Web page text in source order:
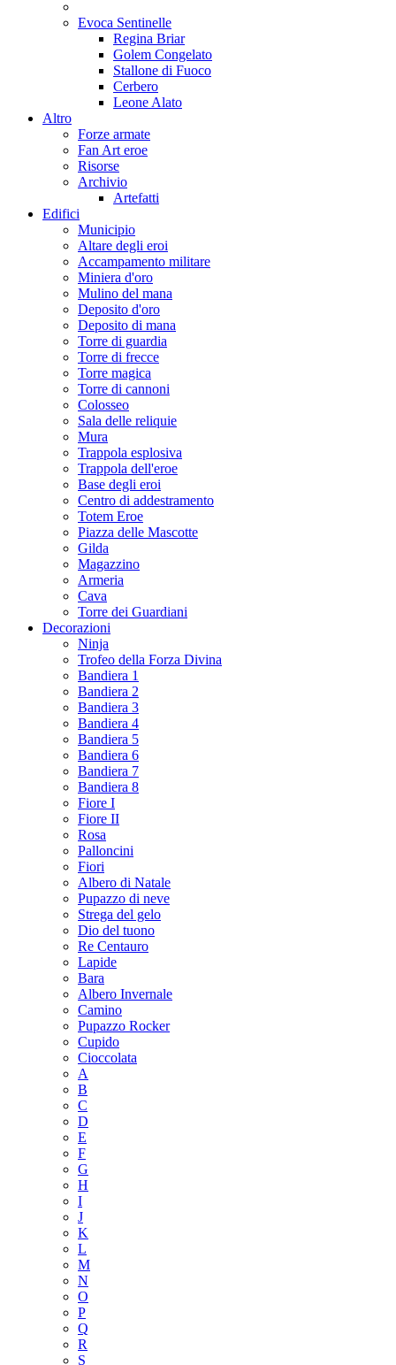
Evoca Sentinelle
Regina Briar
Golem Congelato
Stallone di Fuoco
Cerbero
Leone Alato
Altro
Forze armate
Fan Art eroe
Risorse
Archivio
Artefatti
Edifici
Municipio
Altare degli eroi
Accampamento militare
Miniera d'oro
Mulino del mana
Deposito d'oro
Deposito di mana
Torre di guardia
Torre di frecce
Torre magica
Torre di cannoni
Colosseo
Sala delle reliquie
Mura
Trappola esplosiva
Trappola dell'eroe
Base degli eroi
Centro di addestramento
Totem Eroe
Piazza delle Mascotte
Gilda
Magazzino
Armeria
Cava
Torre dei Guardiani
Decorazioni
Ninja
Trofeo della Forza Divina
Bandiera 1
Bandiera 2
Bandiera 3
Bandiera 4
Bandiera 5
Bandiera 6
Bandiera 7
Bandiera 8
Fiore I
Fiore II
Rosa
Palloncini
Fiori
Albero di Natale
Pupazzo di neve
Strega del gelo
Dio del tuono
Re Centauro
Lapide
Bara
Albero Invernale
Camino
Pupazzo Rocker
Cupido
Cioccolata
A
B
C
D
E
F
G
H
I
J
K
L
M
N
O
P
Q
R
S